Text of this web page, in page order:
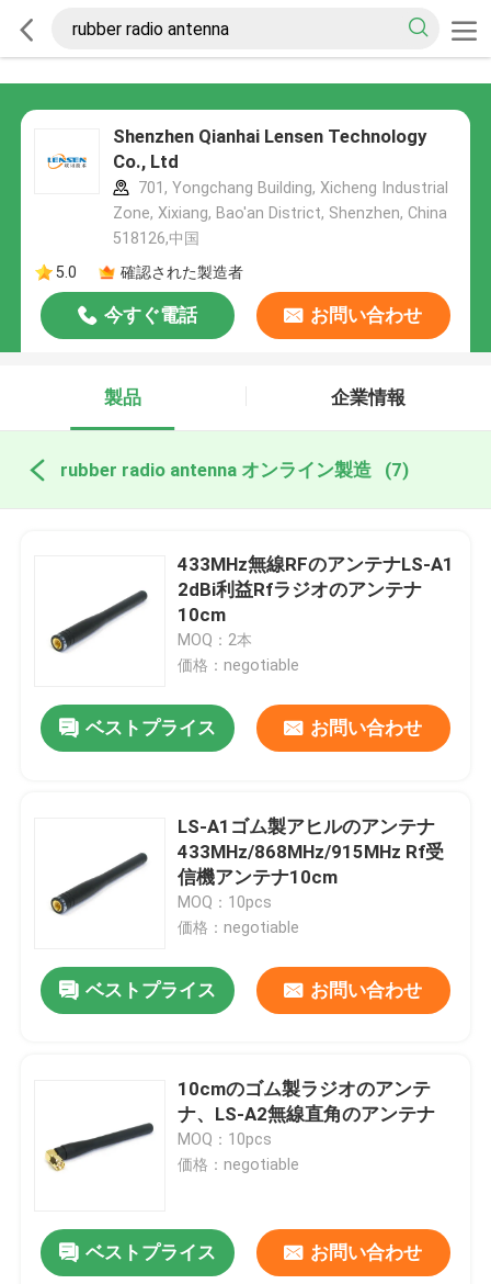
Shenzhen Qianhai Lensen Technology
Co., Ltd
701, Yongchang Building, Xicheng Industrial
Zone, Xixiang, Bao'an District, Shenzhen, China
518126,中国
5.0
確認された製造者
今すぐ電話 お問い合わせ
製品 企業情報
rubber radio antenna オンライン製造 (7)
433MHz無線RFのアンテナLS-A1
2dBi利益Rfラジオのアンテナ
10cm
MOQ：2本
価格：negotiable
ベストプライス お問い合わせ
LS-A1ゴム製アヒルのアンテナ
433MHz/868MHz/915MHz Rf受
信機アンテナ10cm
MOQ：10pcs
価格：negotiable
ベストプライス お問い合わせ
10cmのゴム製ラジオのアンテ
ナ、LS-A2無線直角のアンテナ
MOQ：10pcs
価格：negotiable
ベストプライス お問い合わせ